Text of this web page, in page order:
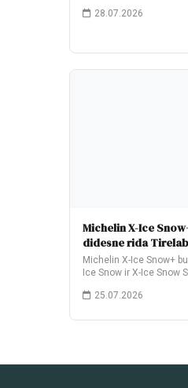
28.07.2026
Michelin X-Ice
didesne rida Tirelab
Michelin X-Ice Snow+
Ice Snow ir X-Ice Snow
25.07.2026